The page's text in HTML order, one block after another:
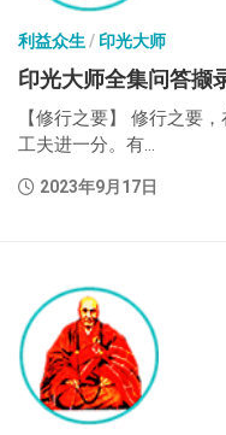
利益众生 / 印光大师
印光大师全集问答撷
【修行之要】 修行之要
工夫进一分。有...
2023年9月17日